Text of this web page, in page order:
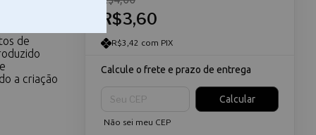
- 1946 -
de
a criação
R$3,60
R$3,42 com PIX
Calcule o frete e prazo de entrega
Calcular
Não sei meu CEP